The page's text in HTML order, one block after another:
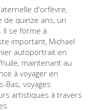
du Bargello
Médicis
San Marco
d'orfèvre,
de quinze ans, un
Il se forme à
important, Michael
autoportrait en
maintenant au
à voyager en
Bas; voyages
artistiques à travers